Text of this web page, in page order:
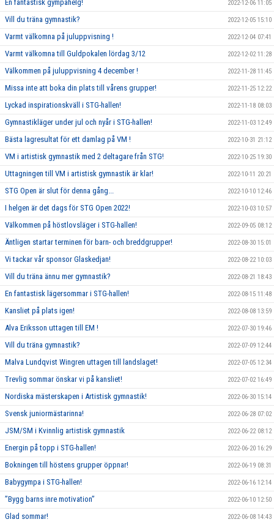
En fantastisk gympahelg! 2022-12-06 11:05
Vill du träna gymnastik? 2022-12-05 15:10
Varmt välkomna på juluppvisning ! 2022-12-04 07:41
Varmt välkomna till Guldpokalen lördag 3/12 2022-12-02 11:28
Välkommen på juluppvisning 4 december ! 2022-11-28 11:45
Missa inte att boka din plats till vårens grupper! 2022-11-25 12:22
Lyckad inspirationskväll i STG-hallen! 2022-11-18 08:03
Gymnastikläger under jul och nyår i STG-hallen! 2022-11-03 12:49
Bästa lagresultat för ett damlag på VM ! 2022-10-31 21:12
VM i artistisk gymnastik med 2 deltagare från STG! 2022-10-25 19:30
Uttagningen till VM i artistisk gymnastik är klar! 2022-10-11 20:21
STG Open är slut för denna gång... 2022-10-10 12:46
I helgen är det dags för STG Open 2022! 2022-10-03 10:57
Välkommen på höstlovsläger i STG-hallen! 2022-09-05 08:12
Äntligen startar terminen för barn- och breddgrupper! 2022-08-30 15:01
Vi tackar vår sponsor Glaskedjan! 2022-08-22 10:03
Vill du träna ännu mer gymnastik? 2022-08-21 18:43
En fantastisk lägersommar i STG-hallen! 2022-08-15 11:48
Kansliet på plats igen! 2022-08-08 13:59
Alva Eriksson uttagen till EM ! 2022-07-30 19:46
Vill du träna gymnastik? 2022-07-09 12:44
Malva Lundqvist Wingren uttagen till landslaget! 2022-07-05 12:34
Trevlig sommar önskar vi på kansliet! 2022-07-02 16:49
Nordiska mästerskapen i Artistisk gymnastik! 2022-06-30 15:14
Svensk juniormästarinna! 2022-06-28 07:02
JSM/SM i Kvinnlig artistisk gymnastik 2022-06-22 08:12
Energin på topp i STG-hallen! 2022-06-20 16:29
Bokningen till höstens grupper öppnar! 2022-06-19 08:31
Babygympa i STG-hallen! 2022-06-16 12:14
”Bygg barns inre motivation” 2022-06-10 12:50
Glad sommar! 2022-06-08 14:43